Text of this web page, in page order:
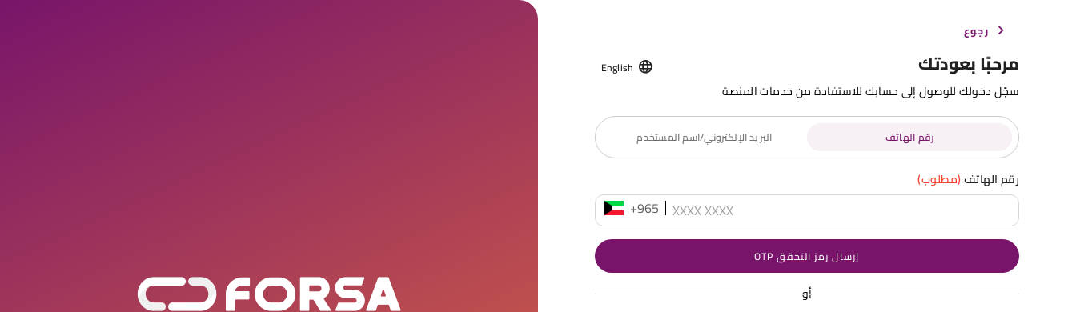
رجوع
مرحبًا بعودتك English
سجّل دخولك للوصول إلى حسابك للاستفادة من خدمات المنصة
رقم الهاتف البريد الإلكتروني/اسم المستخدم
رقم الهاتف(مطلوب)
+965
إرسال رمز التحقق OTP
أو